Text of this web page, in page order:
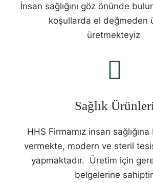
İnsan sağlığını göz önünde
koşullarda el değmeden
üretmekteyiz
Sağlık Ürünleri
HHS Firmamız insan
vermekte, modern ve steril
yapmaktadır. Üretim için
belgelerine